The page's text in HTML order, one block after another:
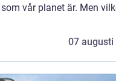
vår planet är. Men
07 augusti